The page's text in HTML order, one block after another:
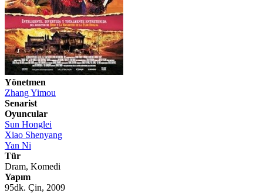
Yönetmen
Zhang Yimou
Senarist
Oyuncular
Sun Honglei
Xiao Shenyang
Yan Ni
Tür
Dram, Komedi
Yapım
95dk. Çin, 2009